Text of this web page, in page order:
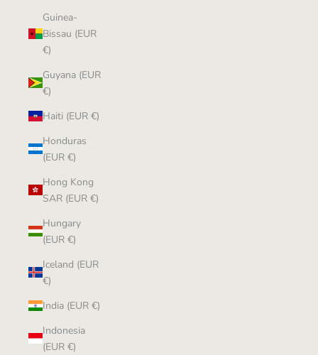
Guinea-
Bissau (EUR
€)
Guyana (EUR
€)
Haiti (EUR €)
Honduras
(EUR €)
Hong Kong
SAR (EUR €)
Hungary
(EUR €)
Iceland (EUR
€)
India (EUR €)
Indonesia
(EUR €)